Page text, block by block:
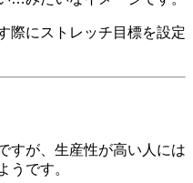
際にストレッチ目標を設定
すが、生産性が高い人には
うです。